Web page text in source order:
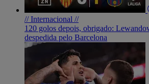
// Internacional //
120 golos depois, obrigado:
despedida pelo Barcelona